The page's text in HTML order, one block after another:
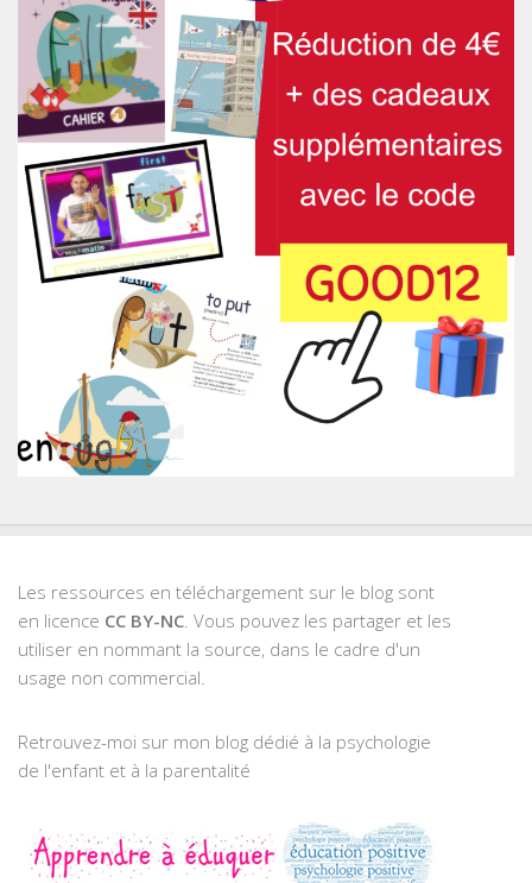
Les ressources en téléchargement sur le blog sont
en licence CC BY-NC . Vous pouvez les partager et les
utiliser en nommant la source, dans le cadre d'un
usage non commercial.
Retrouvez-moi sur mon blog dédié à la psychologie
de l'enfant et à la parentalité